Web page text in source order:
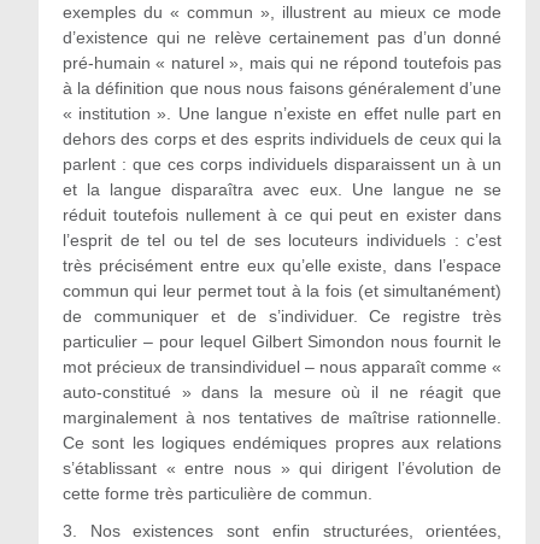
exemples du « commun », illustrent au mieux ce mode
d’existence qui ne relève certainement pas d’un donné
pré-humain « naturel », mais qui ne répond toutefois pas
à la définition que nous nous faisons généralement d’une
« institution ». Une langue n’existe en effet nulle part en
dehors des corps et des esprits individuels de ceux qui la
parlent : que ces corps individuels disparaissent un à un
et la langue disparaîtra avec eux. Une langue ne se
réduit toutefois nullement à ce qui peut en exister dans
l’esprit de tel ou tel de ses locuteurs individuels : c’est
très précisément entre eux qu’elle existe, dans l’espace
commun qui leur permet tout à la fois (et simultanément)
de communiquer et de s’individuer. Ce registre très
particulier – pour lequel Gilbert Simondon nous fournit le
mot précieux de transindividuel – nous apparaît comme «
auto-constitué » dans la mesure où il ne réagit que
marginalement à nos tentatives de maîtrise rationnelle.
Ce sont les logiques endémiques propres aux relations
s’établissant « entre nous » qui dirigent l’évolution de
cette forme très particulière de commun.
3. Nos existences sont enfin structurées, orientées,